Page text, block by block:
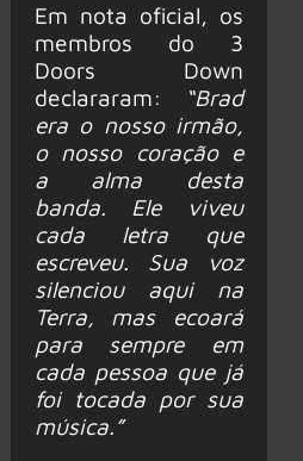
Em nota oficial, os
membros do 3
Doors Down
declararam:
“Brad
era o nosso irmão,
o nosso coração e
a alma desta
banda. Ele viveu
cada letra que
escreveu. Sua voz
silenciou aqui na
Terra, mas ecoará
para sempre em
cada pessoa que já
foi tocada por sua
música.”